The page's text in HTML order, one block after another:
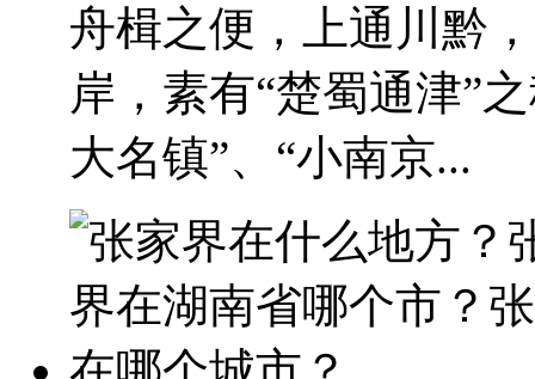
舟楫之便，上通川黔
岸，素有“楚蜀通津”
大名镇”、“小南京...